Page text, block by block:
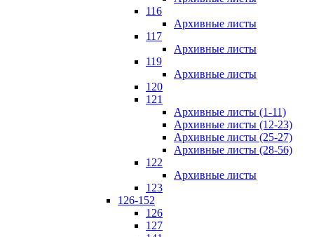
116
Архивные листы
117
Архивные листы
119
Архивные листы
120
121
Архивные листы (1-11)
Архивные листы (12-23)
Архивные листы (25-27)
Архивные листы (28-56)
122
Архивные листы
123
126-152
126
127